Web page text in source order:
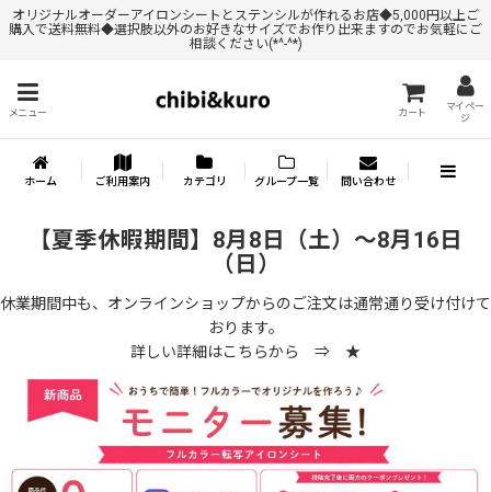
オリジナルオーダーアイロンシートとステンシルが作れるお店◆5,000円以上ご
購入で送料無料◆選択肢以外のお好きなサイズでお作り出来ますのでお気軽にご
相談ください(*^-^*)
メニュー カート
マイペー
ジ
ホーム ご利用案内 カテゴリ グループ一覧 問い合わせ
【夏季休暇期間】8月8日（土）～8月16日
（日）
休業期間中も、オンラインショップからのご注文は通常通り受け付けて
おります。
詳しい詳細はこちらから ⇒ ★